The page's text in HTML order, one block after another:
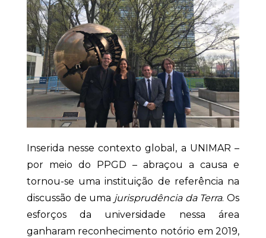
Inserida nesse contexto global, a UNIMAR –
por meio do PPGD – abraçou a causa e
tornou-se uma instituição de referência na
discussão de uma jurisprudência da Terra. Os
esforços da universidade nessa área
ganharam reconhecimento notório em 2019,